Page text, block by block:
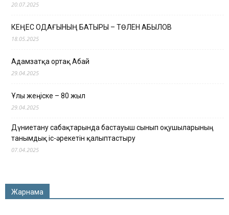
20.07.2025
КЕҢЕС ОДАҒЫНЫҢ БАТЫРЫ – ТӨЛЕН ҚАБЫЛОВ
18.05.2025
Адамзатқа ортақ Абай
29.04.2025
Ұлы жеңіске – 80 жыл
29.04.2025
Дүниетану сабақтарында бастауыш сынып оқушыларының
танымдық іс-әрекетін қалыптастыру
07.04.2025
Жарнама